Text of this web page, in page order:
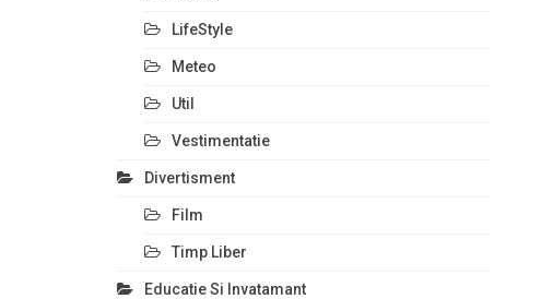
LifeStyle
Meteo
Util
Vestimentatie
Divertisment
Film
Timp Liber
Educatie Si Invatamant